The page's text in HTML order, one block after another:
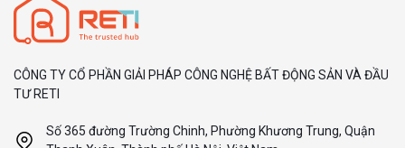
CÔNG TY CỔ PHẦN GIẢI PHÁP CÔNG NGHỆ BẤT ĐỘNG SẢN VÀ ĐẦU
TƯ RETI
Số 365 đường Trường Chinh, Phường Khương Trung, Quận